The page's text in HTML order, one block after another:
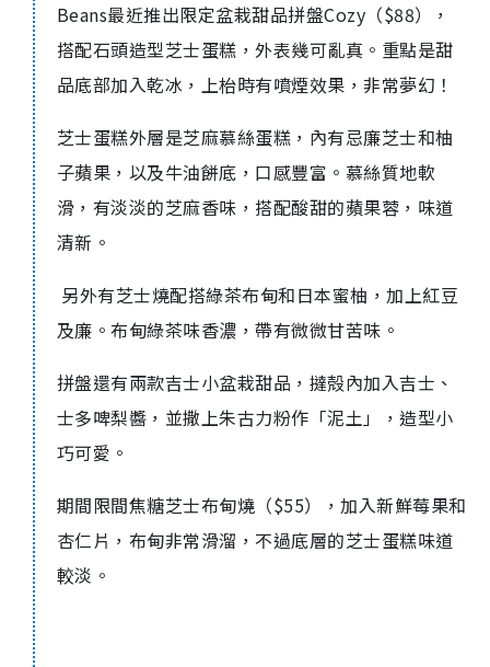
Beans最近推出限定盆栽甜品拼盤Cozy（$88），
搭配石頭造型芝士蛋糕，外表幾可亂真。重點是甜
品底部加入乾冰，上枱時有噴煙效果，非常夢幻！
芝士蛋糕外層是芝麻慕絲蛋糕，內有忌廉芝士和柚
子蘋果，以及牛油餅底，口感豐富。慕絲質地軟
滑，有淡淡的芝麻香味，搭配酸甜的蘋果蓉，味道
清新。
另外有芝士燒配搭綠茶布甸和日本蜜柚，加上紅豆
及廉。布甸綠茶味香濃，帶有微微甘苦味。
拼盤還有兩款吉士小盆栽甜品，撻殻內加入吉士、
士多啤梨醬，並撒上朱古力粉作「泥土」，造型小
巧可愛。
期間限間焦糖芝士布甸燒（$55），加入新鮮莓果和
杏仁片，布甸非常滑溜，不過底層的芝士蛋糕味道
較淡。